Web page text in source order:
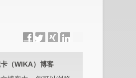
（WIKA）博客